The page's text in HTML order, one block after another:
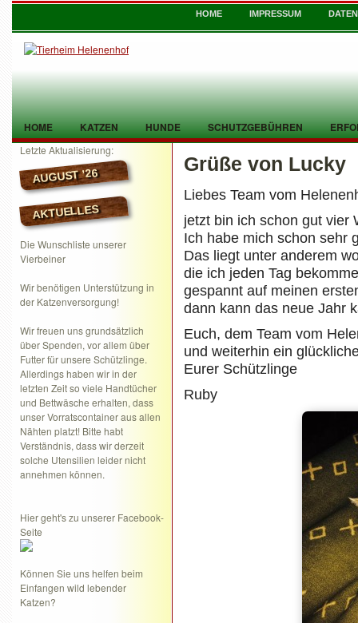
HOME IMPRESSUM
HOME KATZEN HUNDE SCHUTZGEBÜHREN
TIER GEFUNDEN KONTAKT
Letzte Aktualisierung:
AUGUST ’26
AKTUELLES
Die Wunschliste unserer
Vierbeiner
Wir benötigen Unterstützung in
der Katzenversorgung!
Wir freuen uns grundsätzlich
über Spenden, vor allem über
Futter für unsere Schützlinge.
Allerdings haben wir in der
letzten Zeit so viele Handtücher
und Bettwäsche erhalten, dass
unser Vorratscontainer aus allen
Nähten platzt! Bitte habt
Verständnis, dass wir derzeit
solche Utensilien leider nicht
annehmen können.
Hier geht's zu unserer Facebook-
Seite
Können Sie uns helfen beim
Einfangen wild lebender
Katzen?
Grüße von Lucky
Liebes Team vom
jetzt bin ich schon gut vier
Ich habe mich schon sehr
Das liegt unter anderem
die ich jeden Tag
gespannt auf meinen
dann kann das neue Jahr
Euch, dem Team vom
und weiterhin ein
Eurer Schützlinge
Ruby